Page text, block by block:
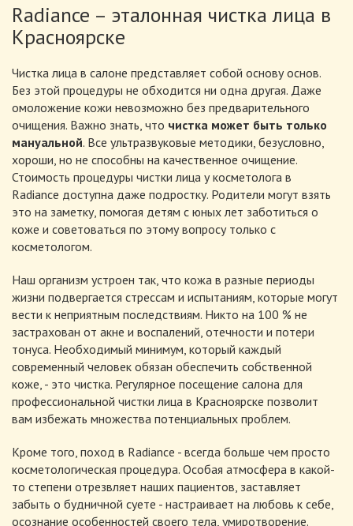
Radiance – эталонная чистка лица в
Красноярске
Чистка лица в салоне представляет собой основу основ.
Без этой процедуры не обходится ни одна другая. Даже
омоложение кожи невозможно без предварительного
очищения. Важно знать, что чистка может быть только
мануальной. Все ультразвуковые методики, безусловно,
хороши, но не способны на качественное очищение.
Стоимость процедуры чистки лица у косметолога в
Radiance доступна даже подростку. Родители могут взять
это на заметку, помогая детям с юных лет заботиться о
коже и советоваться по этому вопросу только с
косметологом.
Наш организм устроен так, что кожа в разные периоды
жизни подвергается стрессам и испытаниям, которые могут
вести к неприятным последствиям. Никто на 100 % не
застрахован от акне и воспалений, отечности и потери
тонуса. Необходимый минимум, который каждый
современный человек обязан обеспечить собственной
коже, - это чистка. Регулярное посещение салона для
профессиональной чистки лица в Красноярске позволит
вам избежать множества потенциальных проблем.
Кроме того, поход в Radiance - всегда больше чем просто
косметологическая процедура. Особая атмосфера в какой-
то степени отрезвляет наших пациентов, заставляет
забыть о будничной суете - настраивает на любовь к себе,
осознание особенностей своего тела, умиротворение.